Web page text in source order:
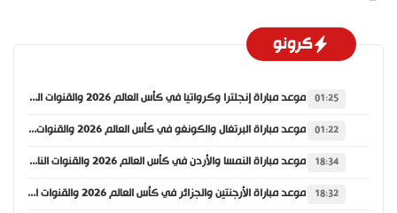
كرونو
01:25 موعد مباراة إنجلترا وكرواتيا في كأس العالم 2026 والقنوات الناقلة
01:22 موعد مباراة البرتغال والكونغو في كأس العالم 2026 والقنوات الناقلة
18:34 موعد مباراة النمسا والأردن في كأس العالم 2026 والقنوات الناقلة
18:32 موعد مباراة الأرجنتين والجزائر في كأس العالم 2026 والقنوات الناقلة